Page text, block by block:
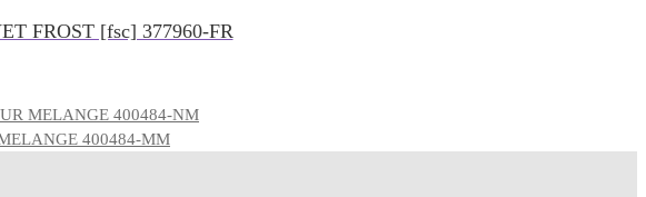
FROST [fsc] 377960-FR
MELANGE 400484-NM
400484-MM